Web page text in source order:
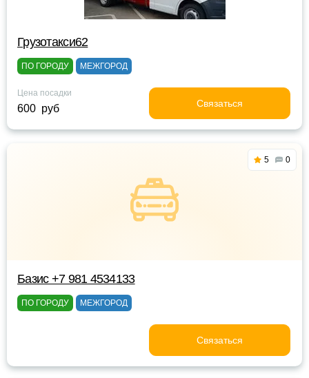
Грузотакси62
ПО ГОРОДУ МЕЖГОРОД
Цена посадки
600 руб Связаться
5 0
Базис +7 981 4534133
ПО ГОРОДУ МЕЖГОРОД
Связаться